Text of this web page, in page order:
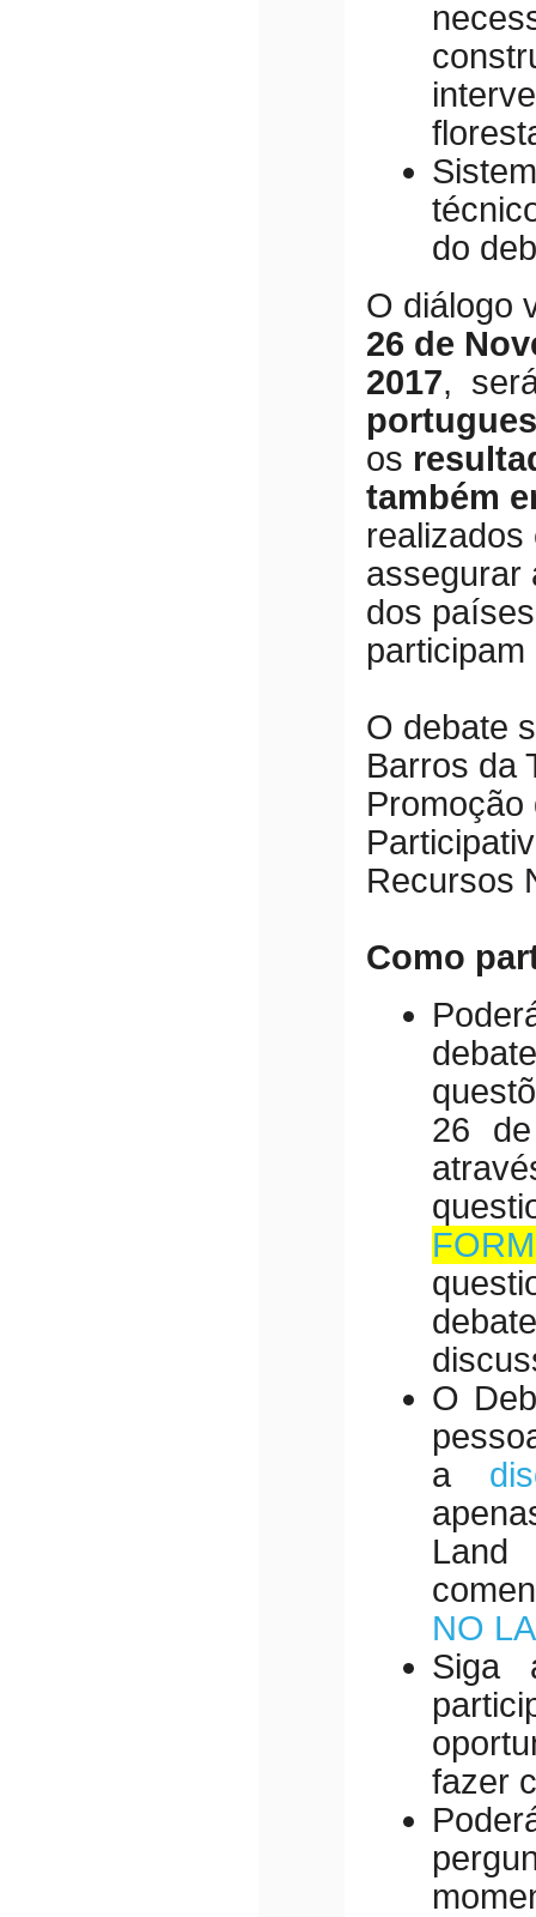
do
O diálogo
26 de
2017,
os
também
assegurar
dos
participam
O debate
Barros da
Promoção
Recursos
Como
26
O
a
Land
NO
fazer